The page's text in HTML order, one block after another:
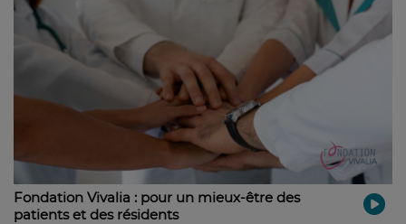
Fondation Vivalia : pour un mieux-être des
patients et des résidents